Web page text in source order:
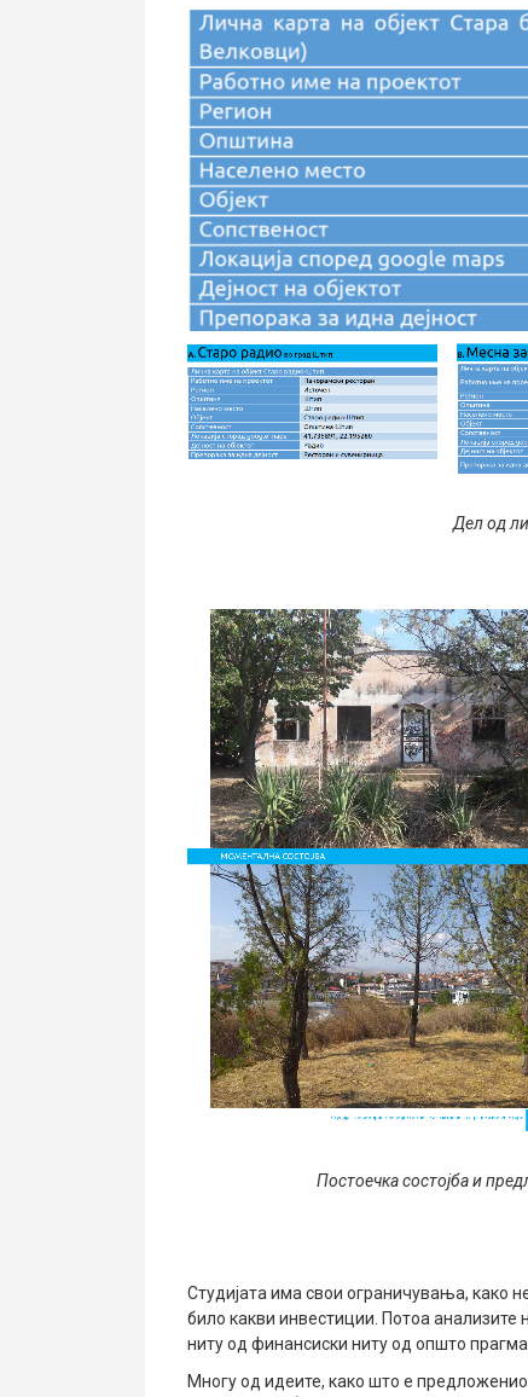
Дел од
Постоечка состојба и
Студијата има свои ограничувања, како
било какви инвестиции. Потоа анализите
ниту од финансиски ниту од општо
Многу од идеите, како што е